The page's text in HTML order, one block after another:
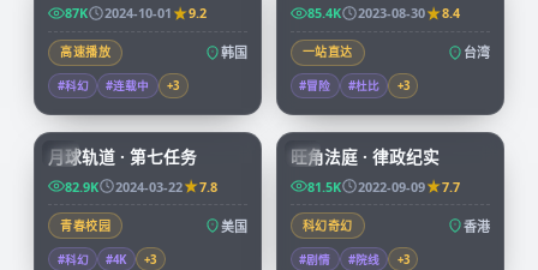
87K 2024-10-01 9.2
高速播放 韩国
#科幻 #连载中 +3
85.4K 2023-08-30 8.4
一站直达 台湾
#冒险 #杜比 +3
CN
99:57
月球轨道 · 第七任务
82.9K 2024-03-22 7.8
青春校园 美国
#科幻 #4K +3
HK
45:15
旺角法庭 · 律政纪实
81.5K 2022-09-09 7.7
科幻奇幻 香港
#剧情 #院线 +3